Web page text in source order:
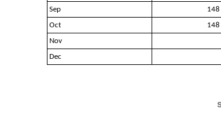
Sep
148
Oct
148
Nov
Dec